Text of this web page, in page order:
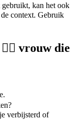
kan het ook
context. Gebruik
vrouw die
verbijsterd of